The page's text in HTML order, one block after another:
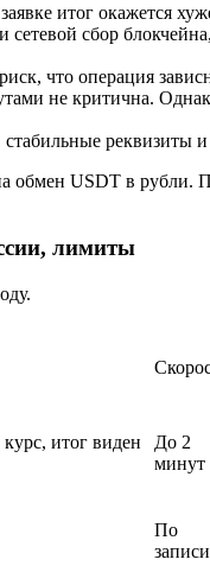
итог окажется
сбор
операция
не критична.
реквизиты и
USDT в рубли.
лимиты
итог виден
До 2
минут
По
записи